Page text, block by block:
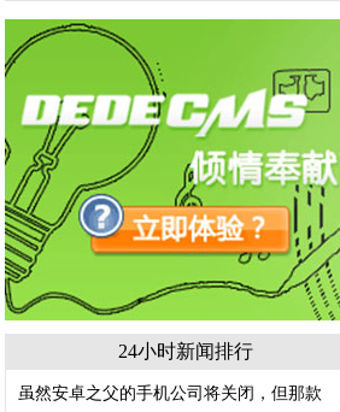
24小时新闻排行
虽然安卓之父的手机公司将关闭，但那款